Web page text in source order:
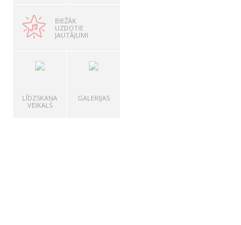
BIEŽĀK
UZDOTIE
JAUTĀJUMI
LĪDZSKAŅA
VEIKALS
GALERIJAS